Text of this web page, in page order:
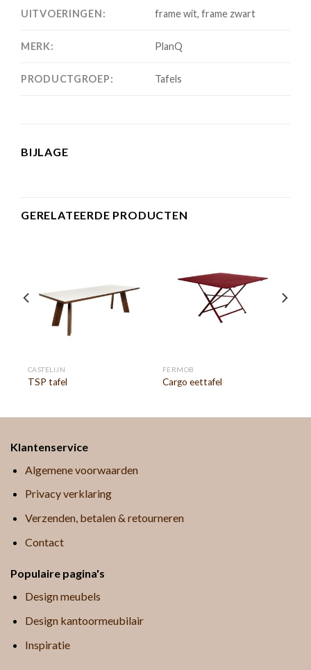
UITVOERINGEN: frame wit, frame zwart
MERK: PlanQ
PRODUCTGROEP: Tafels
BIJLAGE
GERELATEERDE PRODUCTEN
CASTELIJN
TSP tafel
FERMOB
Cargo eettafel
Klantenservice
Algemene voorwaarden
Privacy verklaring
Verzenden, betalen & retourneren
Contact
Populaire pagina's
Design meubels
Design kantoormeubilair
Inspiratie